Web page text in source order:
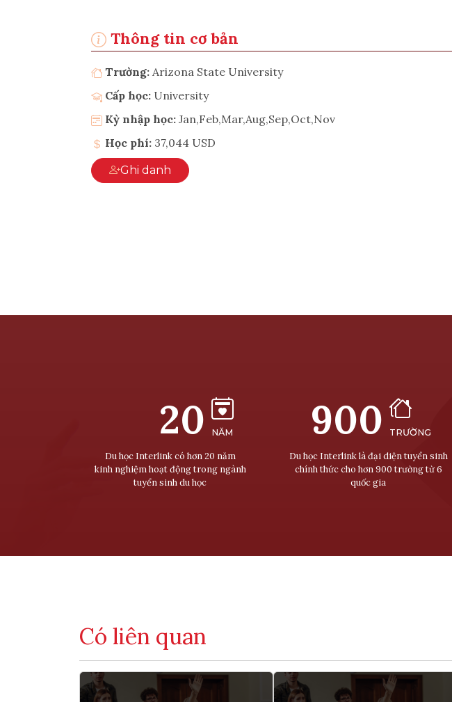
Thông tin cơ bản
Trường: Arizona State University
Cấp học: University
Kỳ nhập học: Jan,Feb,Mar,Aug,Sep,Oct,Nov
Học phí: 37,044 USD
Ghi danh
20 NĂM
Du học Interlink có hơn 20 năm
kinh nghiệm hoạt động trong ngành
tuyển sinh du học
900 TRƯỜNG
Du học Interlink là đại diện tuyển sinh
chính thức cho hơn 900 trường từ 6
quốc gia
Có liên quan